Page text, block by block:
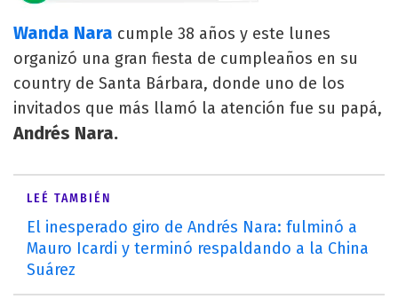
Wanda Nara cumple 38 años y este lunes
organizó una gran fiesta de cumpleaños en su
country de Santa Bárbara, donde uno de los
invitados que más llamó la atención fue su papá,
Andrés Nara.
LEÉ TAMBIÉN
El inesperado giro de Andrés Nara: fulminó a
Mauro Icardi y terminó respaldando a la China
Suárez